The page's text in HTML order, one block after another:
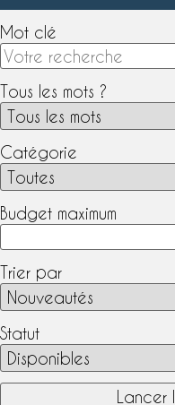
Mot clé
Tous les mots ?
Catégorie
Budget maximum
Trier par
Statut